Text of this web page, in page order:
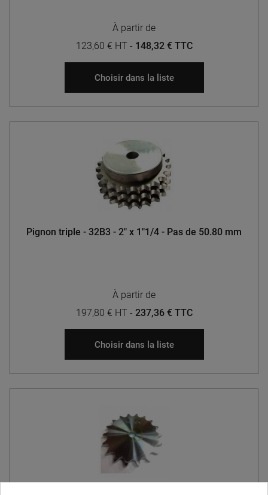
À partir de
123,60 € HT - 148,32 € TTC
Choisir dans la liste
Pignon triple - 32B3 - 2" x 1"1/4 - Pas de 50.80 mm
À partir de
197,80 € HT - 237,36 € TTC
Choisir dans la liste